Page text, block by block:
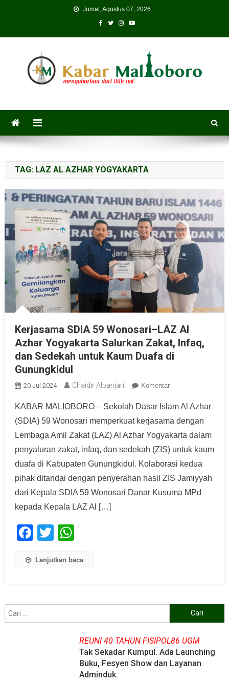
Jumat, Agustus 07, 2026
TAG: LAZ AL AZHAR YOGYAKARTA
Kerjasama SDIA 59 Wonosari–LAZ Al
Azhar Yogyakarta Salurkan Zakat, Infaq,
dan Sedekah untuk Kaum Duafa di
Gunungkidul
20 Jul 2024 Chaidir Albanjari Komentar
KABAR MALIOBORO – Sekolah Dasar Islam Al Azhar
(SDIA) 59 Wonosari memperkuat kerjasama dengan
Lembaga Amil Zakat (LAZ) Al Azhar Yogyakarta dalam
penyaluran zakat, infaq, dan sedekah (ZIS) untuk kaum
duafa di Kabupaten Gunungkidul. Kolaborasi kedua
pihak ditandai dengan penyerahan hasil ZIS Jamiyyah
dari Kepala SDIA 59 Wonosari Danar Kusuma MPd
kepada Kepala LAZ Al […]
Facebook
Twitter
Lanjutkan baca
untuk:
REUNI 40 TAHUN FISIPOL86 UGM
Tak Sekadar Kumpul. Ada Launching
Buku, Fesyen Show dan Layanan
Adminduk.